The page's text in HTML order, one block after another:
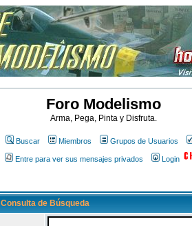
Foro Modelismo
Arma, Pega, Pinta y Disfruta.
Buscar Miembros Grupos de Usuarios
Entre para ver sus mensajes privados Login
Consulta de Búsqueda